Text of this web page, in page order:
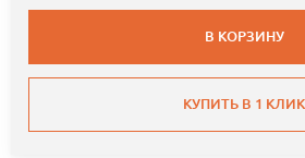
В КОРЗИНУ
КУПИТЬ В 1 КЛИК